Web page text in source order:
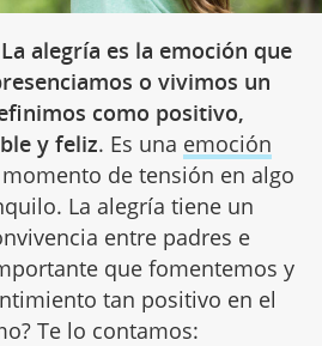
La alegría es la emoción que
o vivimos un
como positivo,
y feliz. Es una emoción
de tensión en algo
La alegría tiene un
entre padres e
que fomentemos y
tan positivo en el
Te lo contamos: